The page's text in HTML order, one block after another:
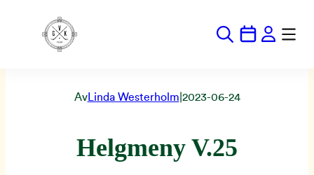
till
AvLinda Westerholm 2023-06-24
Helgmeny V.25